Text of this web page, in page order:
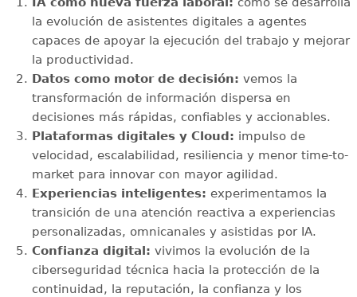
la evolución de asistentes digitales a agentes
capaces de apoyar la ejecución del trabajo y mejorar
la productividad.
Datos como motor de decisión: vemos la
transformación de información dispersa en
decisiones más rápidas, confiables y accionables.
Plataformas digitales y Cloud: impulso de
velocidad, escalabilidad, resiliencia y menor time-to-
market para innovar con mayor agilidad.
Experiencias inteligentes: experimentamos la
transición de una atención reactiva a experiencias
personalizadas, omnicanales y asistidas por IA.
Confianza digital: vivimos la evolución de la
ciberseguridad técnica hacia la protección de la
continuidad, la reputación, la confianza y los